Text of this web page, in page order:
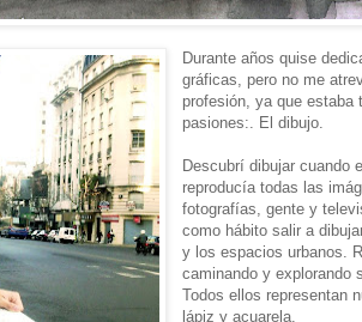
Durante años quise
gráficas, pero no me
profesión, ya que estaba
pasiones:. El dibujo.
Descubrí dibujar cuando
reproducía todas las
fotografías, gente y
como hábito salir a
y los espacios urbanos.
caminando y explorando
Todos ellos representan
lápiz y acuarela.